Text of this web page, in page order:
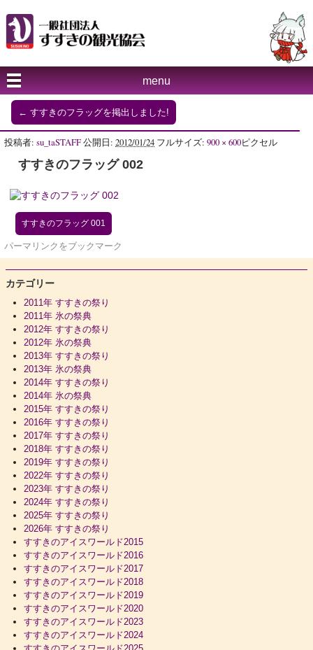
menu
← すすきのフラッグを掲出しました!
投稿者: su_taSTAFF公開日: 2012/01/24 フルサイズ:900 × 600ピクセル
すすきのフラッグ 002
すすきのフラッグ 001
パーマリンク をブックマーク
カテゴリー
2011年 すすきの祭り
2011年 氷の祭典
2012年 すすきの祭り
2012年 氷の祭典
2013年 すすきの祭り
2013年 氷の祭典
2014年 すすきの祭り
2014年 氷の祭典
2015年 すすきの祭り
2016年 すすきの祭り
2017年 すすきの祭り
2018年 すすきの祭り
2019年 すすきの祭り
2022年 すすきの祭り
2023年 すすきの祭り
2024年 すすきの祭り
2025年 すすきの祭り
2026年 すすきの祭り
すすきのアイスワールド2015
すすきのアイスワールド2016
すすきのアイスワールド2017
すすきのアイスワールド2018
すすきのアイスワールド2019
すすきのアイスワールド2020
すすきのアイスワールド2023
すすきのアイスワールド2024